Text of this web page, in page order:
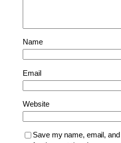
Name
Email
Website
Save my name, email,